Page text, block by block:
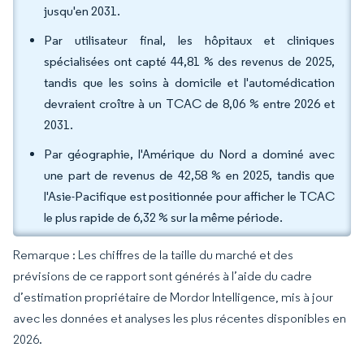
jusqu'en 2031.
Par utilisateur final, les hôpitaux et cliniques
spécialisées ont capté 44,81 % des revenus de 2025,
tandis que les soins à domicile et l'automédication
devraient croître à un TCAC de 8,06 % entre 2026 et
2031.
Par géographie, l'Amérique du Nord a dominé avec
une part de revenus de 42,58 % en 2025, tandis que
l'Asie-Pacifique est positionnée pour afficher le TCAC
le plus rapide de 6,32 % sur la même période.
Remarque : Les chiffres de la taille du marché et des
prévisions de ce rapport sont générés à l’aide du cadre
d’estimation propriétaire de Mordor Intelligence, mis à jour
avec les données et analyses les plus récentes disponibles en
2026.